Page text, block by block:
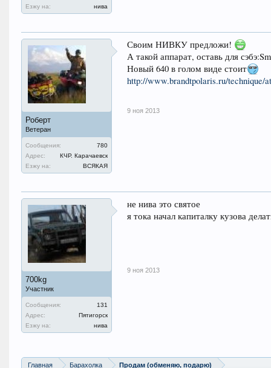
Езжу на:
нива
Роберт
Ветеран
Сообщения:
780
Адрес:
КЧР. Карачаевск
Езжу на:
ВСЯКАЯ
Своим НИВКУ предложи!
А такой аппарат, оставь для
Новый 640 в голом виде стоит
http://www.brandtpolaris.ru/technique/
9 ноя 2013
700kg
Участник
Сообщения:
131
Адрес:
Пятигорск
Езжу на:
нива
не нива это святое
я тока начал капиталку кузова
9 ноя 2013
Главная Барахолка Продам (обменяю, подарю)